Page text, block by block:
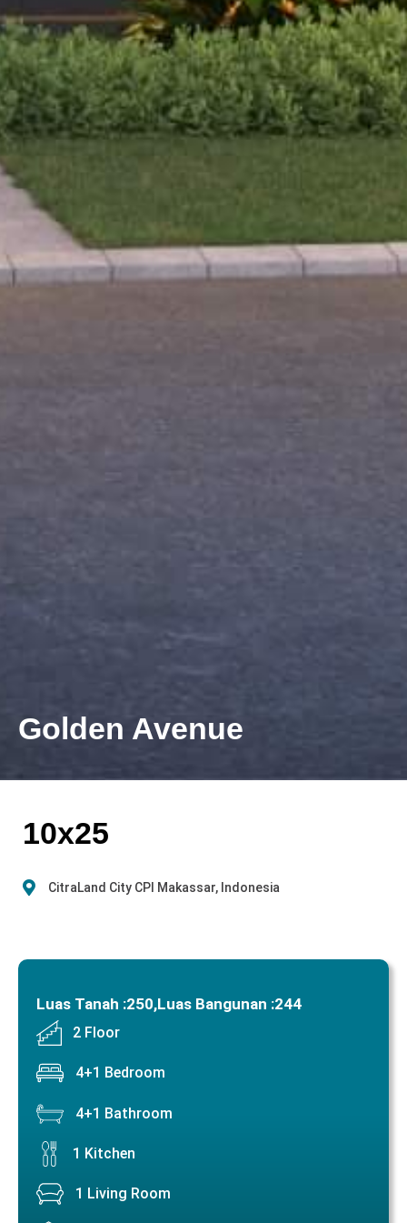
Golden Avenue
10x25
CitraLand City CPI Makassar, Indonesia
Luas Tanah :250,Luas Bangunan :244
2 Floor
4+1 Bedroom
4+1 Bathroom
1 Kitchen
1 Living Room